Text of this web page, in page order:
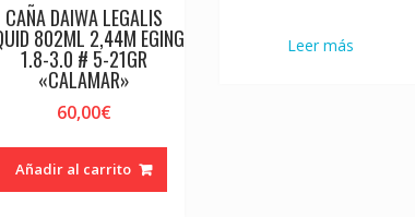
CAÑA DAIWA LEGALIS
802ML 2,44M EGING
1.8-3.0 # 5-21GR
«CALAMAR»
60,00€
Añadir al carrito
Leer más